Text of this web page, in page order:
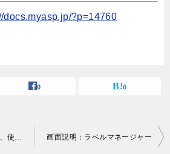
docs.myasp.jp/?p=14760
0 0
前払い制の課金ではなく、使った分だけ料金を課金させることはできますか？ 画面説明：ラベルマネージャー